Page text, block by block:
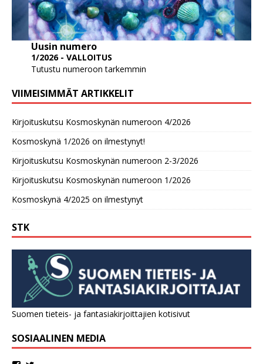
Uusin numero
1/2026 - VALLOITUS
Tutustu numeroon tarkemmin
VIIMEISIMMÄT ARTIKKELIT
Kirjoituskutsu Kosmoskynän numeroon 4/2026
Kosmoskynä 1/2026 on ilmestynyt!
Kirjoituskutsu Kosmoskynän numeroon 2-3/2026
Kirjoituskutsu Kosmoskynän numeroon 1/2026
Kosmoskynä 4/2025 on ilmestynyt
STK
Suomen tieteis- ja fantasiakirjoittajien kotisivut
SOSIAALINEN MEDIA